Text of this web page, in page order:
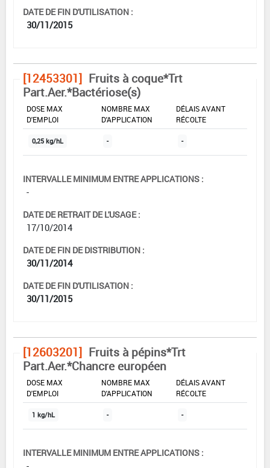
DATE DE FIN D'UTILISATION :
30/11/2015
[12453301] Fruits à coque*Trt
Part.Aer.*Bactériose(s)
DOSE MAX
D'EMPLOI
NOMBRE MAX
D'APPLICATION
DÉLAIS AVANT
RÉCOLTE
0,25 kg/hL - -
INTERVALLE MINIMUM ENTRE APPLICATIONS :
-
DATE DE RETRAIT DE L'USAGE :
17/10/2014
DATE DE FIN DE DISTRIBUTION :
30/11/2014
DATE DE FIN D'UTILISATION :
30/11/2015
[12603201] Fruits à pépins*Trt
Part.Aer.*Chancre européen
DOSE MAX
D'EMPLOI
NOMBRE MAX
D'APPLICATION
DÉLAIS AVANT
RÉCOLTE
1 kg/hL - -
INTERVALLE MINIMUM ENTRE APPLICATIONS :
-